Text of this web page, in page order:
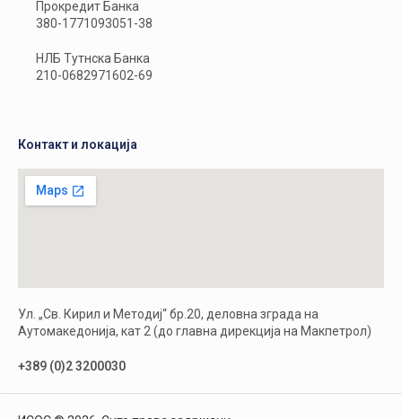
Прокредит Банка
380-1771093051-38
НЛБ Тутнска Банка
210-0682971602-69
Контакт и локација
Ул. „Св. Кирил и Методиј“ бр.20, деловна зграда на
Аутомакедонија, кат 2 (до главна дирекција на Макпетрол)
+389 (0)2 3200030